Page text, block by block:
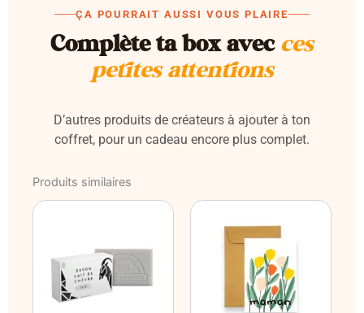
ÇA POURRAIT AUSSI VOUS PLAIRE
Complète ta box avec ces
petites attentions
D’autres produits de créateurs à ajouter à ton
coffret, pour un cadeau encore plus complet.
Produits similaires
était :
6,00 €.
est :
4,00 €.